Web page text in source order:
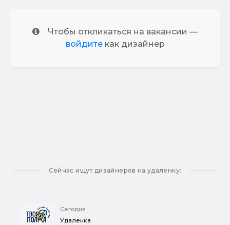
Чтобы откликаться на вакансии —
войдитекак дизайнер
Сейчас ищут дизайнеров на удаленку:
Сегодня
Удаленка